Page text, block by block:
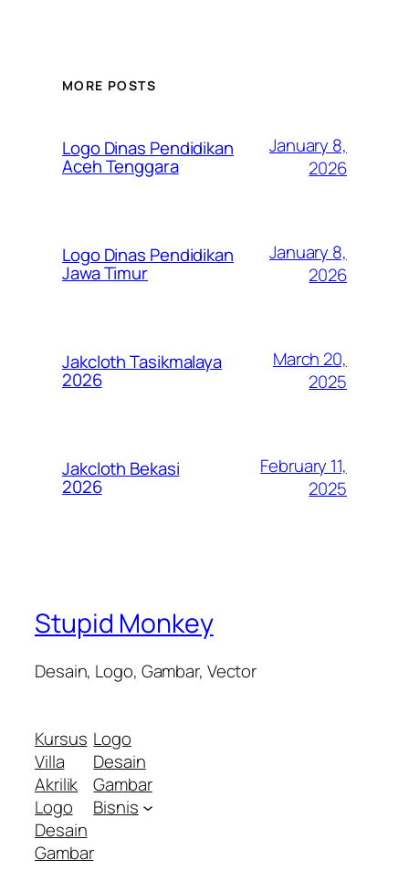
MORE POSTS
Logo Dinas Pendidikan
Aceh Tenggara
January 8,
2026
Logo Dinas Pendidikan
Jawa Timur
January 8,
2026
Jakcloth Tasikmalaya
2026
March 20,
2025
Jakcloth Bekasi
2026
February 11,
2025
Stupid Monkey
Desain, Logo, Gambar, Vector
Kursus
Villa
Akrilik
Logo
Desain
Gambar
Logo
Desain
Gambar
Bisnis